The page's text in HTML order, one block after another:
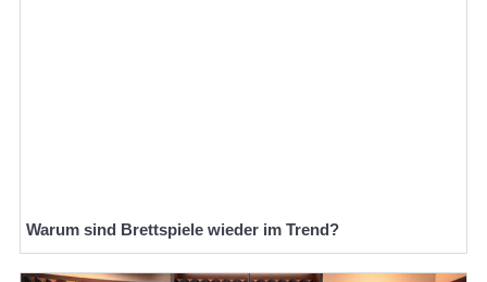
Warum sind Brettspiele wieder im Trend?